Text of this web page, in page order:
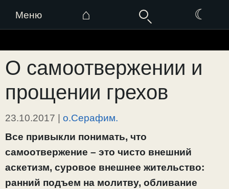
Меню ⌂ ☾
к
содержимому
О самоотвержении и
прощении грехов
23.10.2017 | о.Серафим.
Все привыкли понимать, что
самоотвержение – это чисто внешний
аскетизм, суровое внешнее жительство:
ранний подъем на молитву, обливание